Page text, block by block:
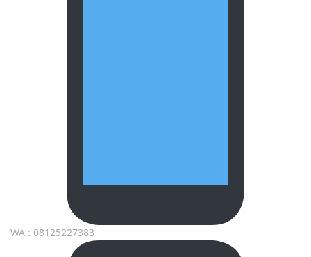
WA : 08125227383